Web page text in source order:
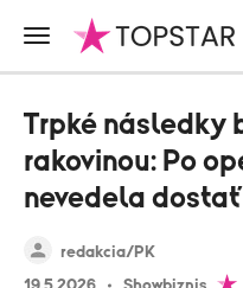
redakcia/PK
Trpké následky
rakovinou: Po
nevedela